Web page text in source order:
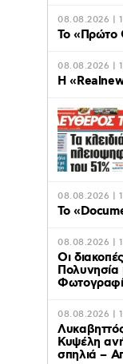
08.08.2026 |
Το «Πρώτο
08.08.2026 |
Η
08.08.2026 |
Το
08.08.2026 |
Οι
Πολυνησία
08.08.2026 |
Κυψέλη
σπηλιά –